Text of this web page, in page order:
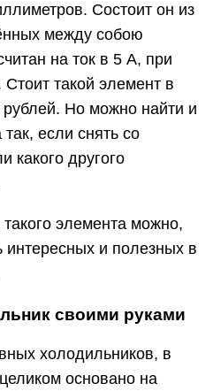
Состоит он из
между собою
на ток в 5 А, при
такой элемент в
Но можно найти и
если снять со
какого другого
элемента можно,
интересных и полезных в
своими руками
холодильников, в
основано на